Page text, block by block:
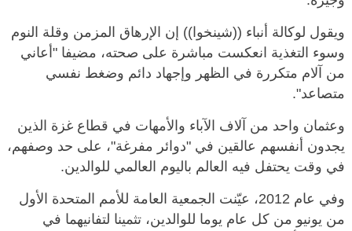
ويقول لوكالة أنباء ((شينخوا)) إن الإرهاق المزمن وقلة النوم
وسوء التغذية انعكست مباشرة على صحته، مضيفا "أعاني
من آلام متكررة في الظهر وإجهاد دائم وضغط نفسي
متصاعد".
وعثمان واحد من آلاف الآباء والأمهات في قطاع غزة الذين
يجدون أنفسهم عالقين في "دوائر مفرغة"، على حد وصفهم،
في وقت يحتفل فيه العالم باليوم العالمي للوالدين.
وفي عام 2012، عيّنت الجمعية العامة للأمم المتحدة الأول
من يونيو من كل عام يوما للوالدين، تثمينا لتفانيهما في